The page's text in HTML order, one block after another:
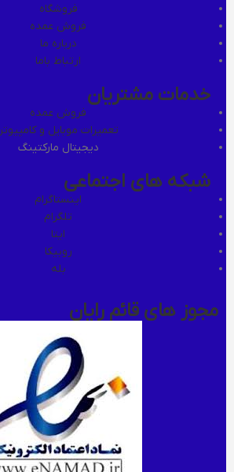
فروشگاه
فروش عمده
درباره ما
ارتباط باما
خدمات مشتریان
فروش عمده
تعمیرات موبایل و کامپیوتر
دیجیتال مارکتینگ
شبکه های اجتماعی
اینستاگرام
تلگرام
ایتا
روبیکا
بله
مجوز های قائم رایان